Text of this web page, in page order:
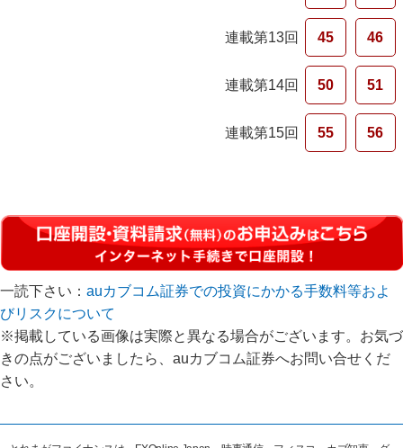
連載第13回 45 46
連載第14回 50 51
連載第15回 55 56
一読下さい： auカブコム証券での投資にかかる手数料等およ
びリスクについて
※掲載している画像は実際と異なる場合がございます。お気づ
きの点がございましたら、auカブコム証券へお問い合せくだ
さい。